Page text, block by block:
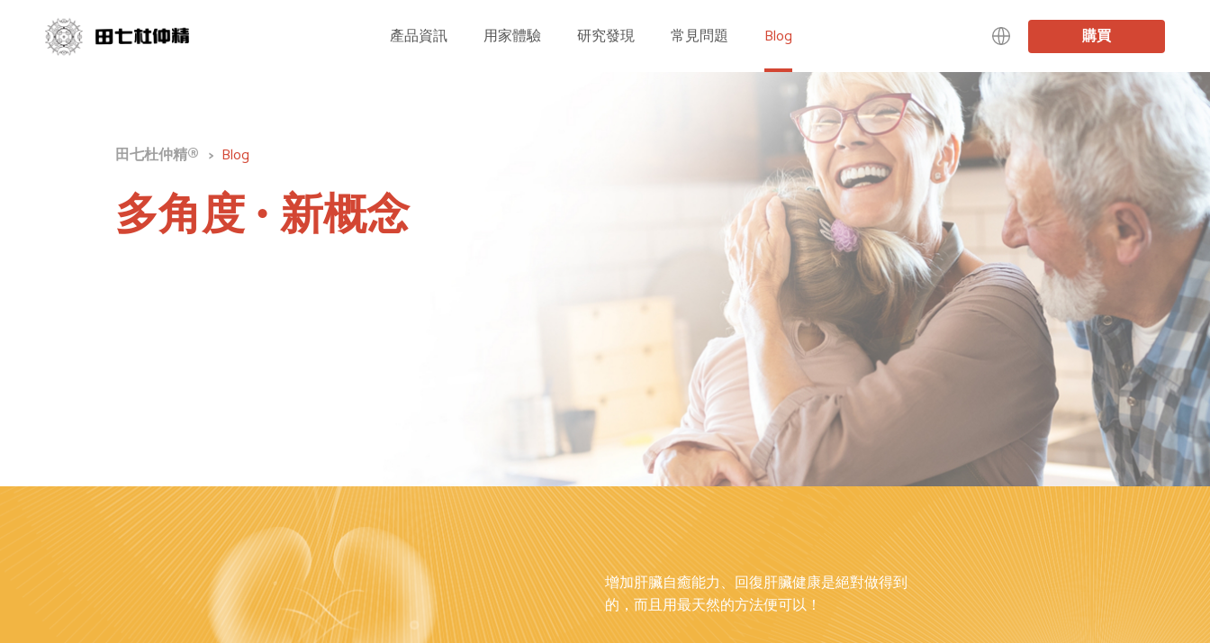
產品資訊 用家體驗 研究發現 常見問題 Blog
中文
日本語
English
Deutsch
購買
田七杜仲精® > Blog
多角度 • 新概念
增加肝臟自癒能力、回復肝臟健康是絕對做得到
的，而且用最天然的方法便可以！